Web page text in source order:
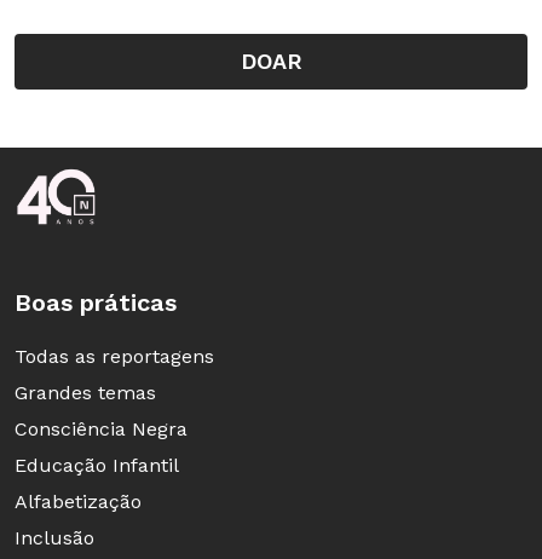
DOAR
Rodapé da Nova Escola
Boas práticas
Todas as reportagens
Grandes temas
Consciência Negra
Educação Infantil
Alfabetização
Inclusão